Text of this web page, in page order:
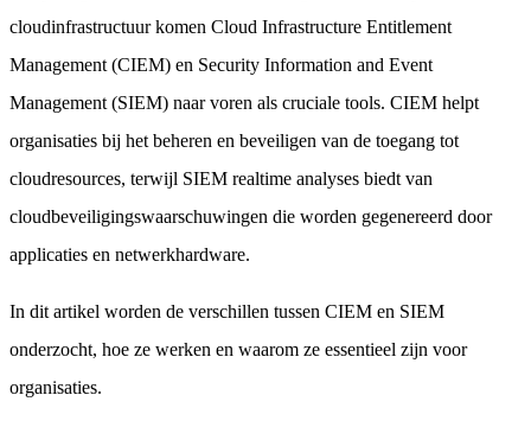
cloudinfrastructuur komen Cloud Infrastructure Entitlement
Management (CIEM) en Security Information and Event
Management (SIEM) naar voren als cruciale tools. CIEM helpt
organisaties bij het beheren en beveiligen van de toegang tot
cloudresources, terwijl SIEM realtime analyses biedt van
cloudbeveiligingswaarschuwingen die worden gegenereerd door
applicaties en netwerkhardware.
In dit artikel worden de verschillen tussen CIEM en SIEM
onderzocht, hoe ze werken en waarom ze essentieel zijn voor
organisaties.